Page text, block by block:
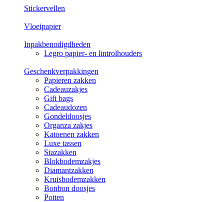
Stickervellen
Vloeipapier
Inpakbenodigdheden
Legro papier- en lintrolhouders
Geschenkverpakkingen
Papieren zakken
Cadeauzakjes
Gift bags
Cadeaudozen
Gondeldoosjes
Organza zakjes
Katoenen zakken
Luxe tassen
Stazakken
Blokbodemzakjes
Diamantzakken
Kruisbodemzakken
Bonbon doosjes
Potten